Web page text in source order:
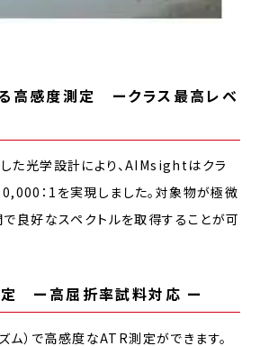
高感度測定 ークラス最高レベ
た光学設計により、AIMsightはクラ
：1を実現しました。対象物が極微
で良好なスペクトルを取得することが可
ー高屈折率試料対応 ー
ム）で高感度なATR測定ができます。